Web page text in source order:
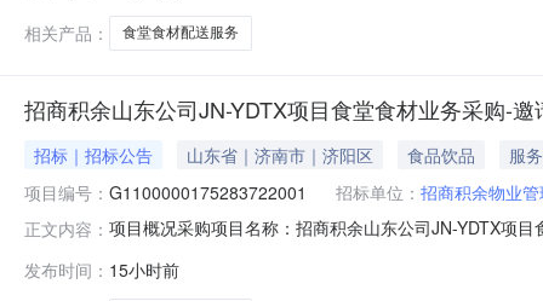
相关产品：
食堂食材配送服务
招商积余山东公司JN-YDTX项目食堂食材业务采购-邀
招标｜招标公告 山东省｜济南市｜济阳区 食品饮品
服务
项目编号： G1100000175283722001 招标单位： 招商积余物业
正文内容： 项目概况采购项目名称：招商积余山东公司JN-YDTX项
2026-08-1018:30:00采购人及采购代理采购人名称：招
发布时间： 15小时前